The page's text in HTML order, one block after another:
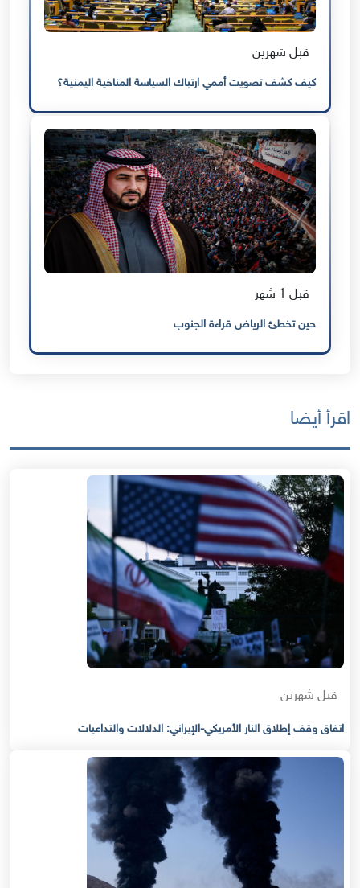
قبل شهرين
كيف كشف تصويت أممي ارتباك السياسة المناخية اليمنية؟
قبل 1 شهر
حين تخطئ الرياض قراءة الجنوب
اقرأ أيضا
قبل شهرين
اتفاق وقف إطلاق النار الأمريكي-الإيراني: الدلالات والتداعيات